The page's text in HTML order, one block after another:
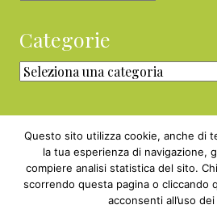
Categorie
Categorie
Copyright © 2010 -
P.IVA 05829800969 ·
Questo sito utilizza cookie, anche di
la tua esperienza di navigazione,
compiere analisi statistica del sito.
scorrendo questa pagina o cliccando
acconsenti all’uso